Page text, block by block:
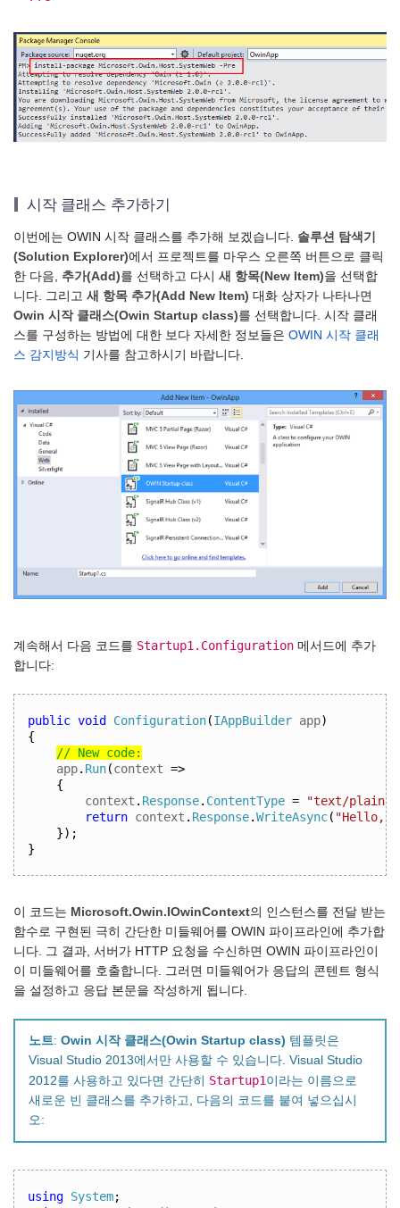
시작 클래스 추가하기
이번에는 OWIN 시작 클래스를 추가해 보겠습니다. 솔루션 탐색기
(Solution Explorer)에서 프로젝트를 마우스 오른쪽 버튼으로 클릭
한 다음, 추가(Add)를 선택하고 다시 새 항목(New Item)을 선택합
니다. 그리고 새 항목 추가(Add New Item) 대화 상자가 나타나면
Owin 시작 클래스(Owin Startup class)를 선택합니다. 시작 클래
스를 구성하는 방법에 대한 보다 자세한 정보들은 OWIN 시작 클래
스 감지방식 기사를 참고하시기 바랍니다.
계속해서 다음 코드를 Startup1.Configuration 메서드에 추가
합니다:
public void Configuration(IAppBuilder app)
{
// New code:
app. Run(context =>
{
context . Response. ContentType = "text/plain"
return context . Response.WriteAsync( "Hello,
});
}
이 코드는 Microsoft.Owin.IOwinContext의 인스턴스를 전달 받는
함수로 구현된 극히 간단한 미들웨어를 OWIN 파이프라인에 추가합
니다. 그 결과, 서버가 HTTP 요청을 수신하면 OWIN 파이프라인이
이 미들웨어를 호출합니다. 그러면 미들웨어가 응답의 콘텐트 형식
을 설정하고 응답 본문을 작성하게 됩니다.
노트: Owin 시작 클래스(Owin Startup class) 템플릿은
Visual Studio 2013에서만 사용할 수 있습니다. Visual Studio
2012를 사용하고 있다면 간단히 Startup1 이라는 이름으로
새로운 빈 클래스를 추가하고, 다음의 코드를 붙여 넣으십시
오:
using System;